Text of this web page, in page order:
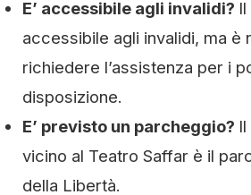
E’ accessibile agli invalidi?
accessibile agli invalidi, ma è
richiedere l’assistenza per i
disposizione.
E’ previsto un parcheggio?
vicino al Teatro Saffar è il
della Libertà.